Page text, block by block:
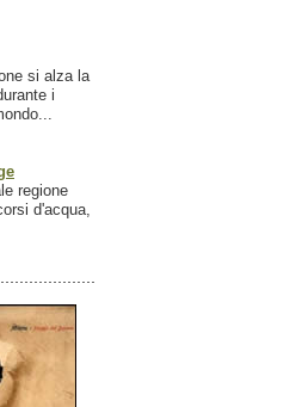
si alza la
i
regione
d'acqua,